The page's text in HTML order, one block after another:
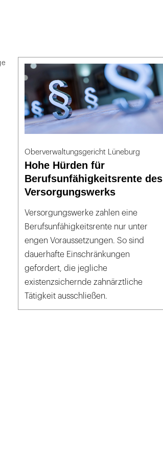
Oberverwaltungsgericht Lüneburg
Hohe Hürden für
Berufsunfähigkeitsrente des
Versorgungswerks
Versorgungswerke zahlen eine
Berufsunfähigkeitsrente nur unter
engen Voraussetzungen. So sind
dauerhafte Einschränkungen
gefordert, die jegliche
existenzsichernde zahnärztliche
Tätigkeit ausschließen.